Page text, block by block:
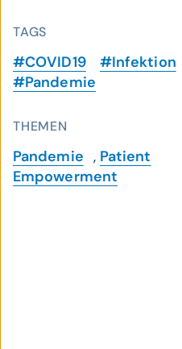
TAGS
#COVID19
#Infektion
#Pandemie
THEMEN
Pandemie , Patient
Empowerment